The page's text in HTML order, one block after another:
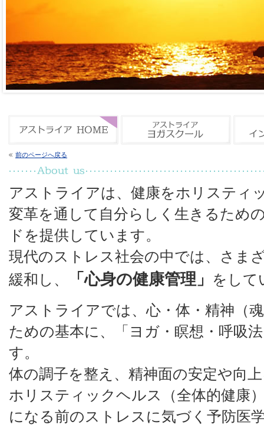
前のページへ戻る
アストライアは、健康をホリスティ
変革を通して自分らしく生きるため
ドを提供しています。
現代のストレス社会の中では、さま
緩和し、
「心身の健康管理」
をして
アストライアでは、心・体・精神（
ための基本に、「ヨガ・瞑想・呼吸
す。
体の調子を整え、精神面の安定や向
ホリスティックヘルス（全体的健康
になる前のストレスに気づく予防医